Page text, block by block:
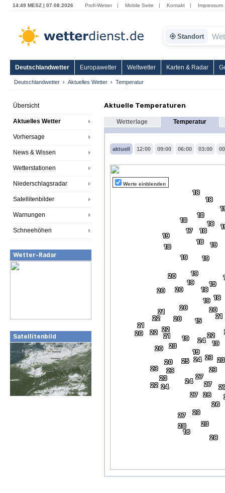
14:49 MESZ | 07.08.2026 Profi-Wetter | Mobile Seite | Kontakt | Impressum
Standort
Deutschlandwetter Europawetter Weltwetter Karten & Radar
Deutschlandwetter Aktuelles Wetter Temperatur
Übersicht
Aktuelles Wetter
Vorhersage
News & Wissen
Wetterstationen
Niederschlagsradar
Satellitenbilder
Warnungen
Schneehöhen
Wetter-Radar
Satellitenbild
Aktuelle Temperaturen
Wetterlage Temperatur
aktuell 12:00 09:00 06:00 03:00
Werte einblenden
20
20
23
19
22
21
19
18 19
19
18
19
22
18
18
21
16
24
28
23
19
21
25
24
20
18
19
23
15
19
23
22
28
27
18
17
20
19
18
20
18
27
19
23
26
20
22
23
19
22
20
23
27
24
18
18
21
26
23
23
27
20
24
20